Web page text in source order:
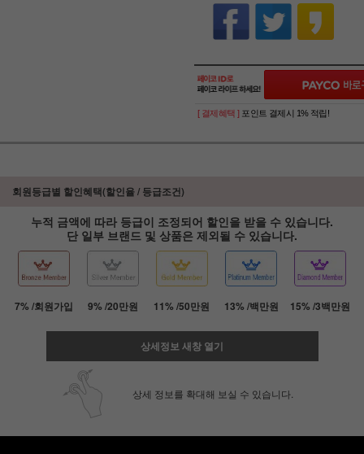
[ 결제혜택 ] 포인트 결제시 1% 적립!
회원등급별 할인혜택(할인율 / 등급조건)
누적 금액에 따라 등급이 조정되어 할인을 받을 수 있습니다.
단 일부 브랜드 및 상품은 제외될 수 있습니다.
7% /회원가입 9% /20만원 11% /50만원 13% /백만원 15% /3백만원
상세정보 새창 열기
상세 정보를 확대해 보실 수 있습니다.